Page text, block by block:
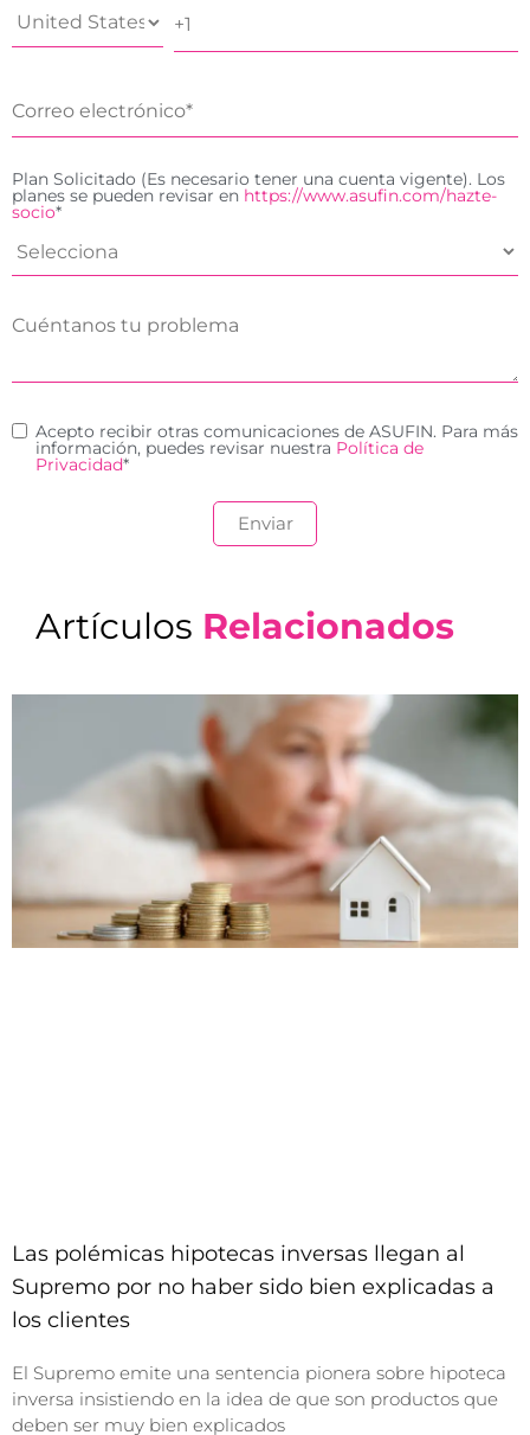
Plan Solicitado (Es necesario tener una cuenta vigente). Los
planes se pueden revisar en https://www.asufin.com/hazte-
socio*
Acepto recibir otras comunicaciones de ASUFIN. Para más
información, puedes revisar nuestra Política de
Privacidad*
Artículos Relacionados
Las polémicas hipotecas inversas llegan al
Supremo por no haber sido bien explicadas a
los clientes
El Supremo emite una sentencia pionera sobre hipoteca
inversa insistiendo en la idea de que son productos que
deben ser muy bien explicados